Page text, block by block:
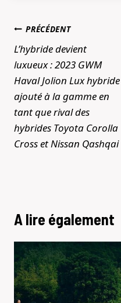
Navigation
de
l’article
PRÉCÉDENT
L’hybride devient
luxueux : 2023 GWM
Haval Jolion Lux hybride
ajouté à la gamme en
tant que rival des
hybrides Toyota Corolla
Cross et Nissan Qashqai
A lire également